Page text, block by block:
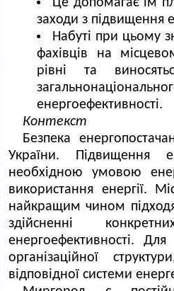
Це допомагає їм
заходи з підвищення
Набуті при цьому
фахівців на
рівні та
енергоефективності.
Контекст
Безпека
України. Підвищення
необхідною умовою
використання енергії.
найкращим чином
здійсненні
енергоефективності.
організаційної
відповідної системи